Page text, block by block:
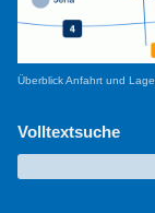
Überblick Anfahrt und
Volltextsuche